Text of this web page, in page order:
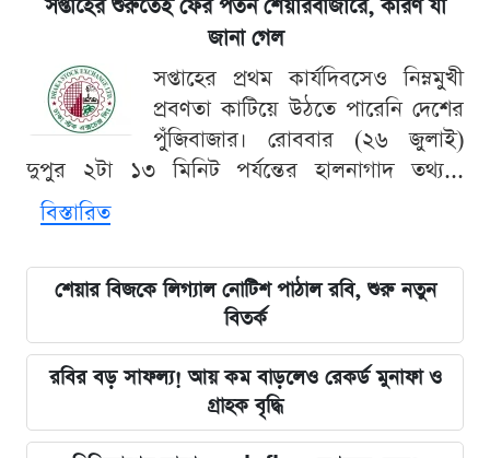
সপ্তাহের শুরুতেই ফের পতন শেয়ারবাজারে, কারণ যা
জানা গেল
সপ্তাহের প্রথম কার্যদিবসেও নিম্নমুখী
প্রবণতা কাটিয়ে উঠতে পারেনি দেশের
পুঁজিবাজার। রোববার (২৬ জুলাই)
দুপুর ২টা ১৩ মিনিট পর্যন্তের হালনাগাদ তথ্য...
বিস্তারিত
শেয়ার বিজকে লিগ্যাল নোটিশ পাঠাল রবি, শুরু নতুন
বিতর্ক
রবির বড় সাফল্য! আয় কম বাড়লেও রেকর্ড মুনাফা ও
গ্রাহক বৃদ্ধি